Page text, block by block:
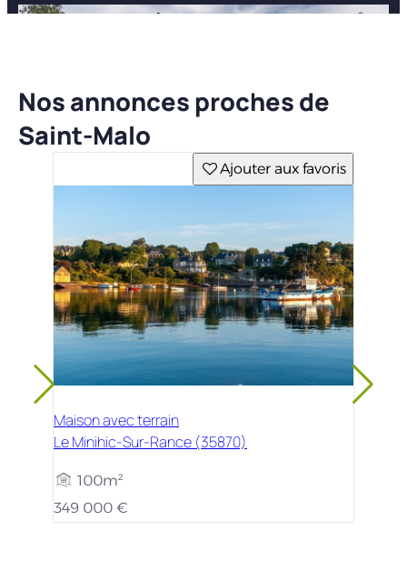
Nos annonces proches de
Saint-Malo
Ajouter aux favoris
Maison avec terrain
Le Minihic-Sur-Rance (35870)
100m²
349 000 €